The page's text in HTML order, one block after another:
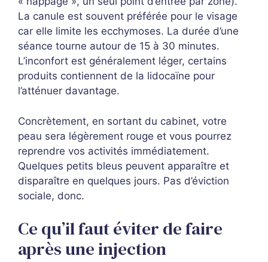
La canule est souvent préférée pour le visage
car elle limite les ecchymoses. La durée d’une
séance tourne autour de 15 à 30 minutes.
L’inconfort est généralement léger, certains
produits contiennent de la lidocaïne pour
l’atténuer davantage.
Concrètement, en sortant du cabinet, votre
peau sera légèrement rouge et vous pourrez
reprendre vos activités immédiatement.
Quelques petits bleus peuvent apparaître et
disparaître en quelques jours. Pas d’éviction
sociale, donc.
Ce qu’il faut éviter de faire
après une injection